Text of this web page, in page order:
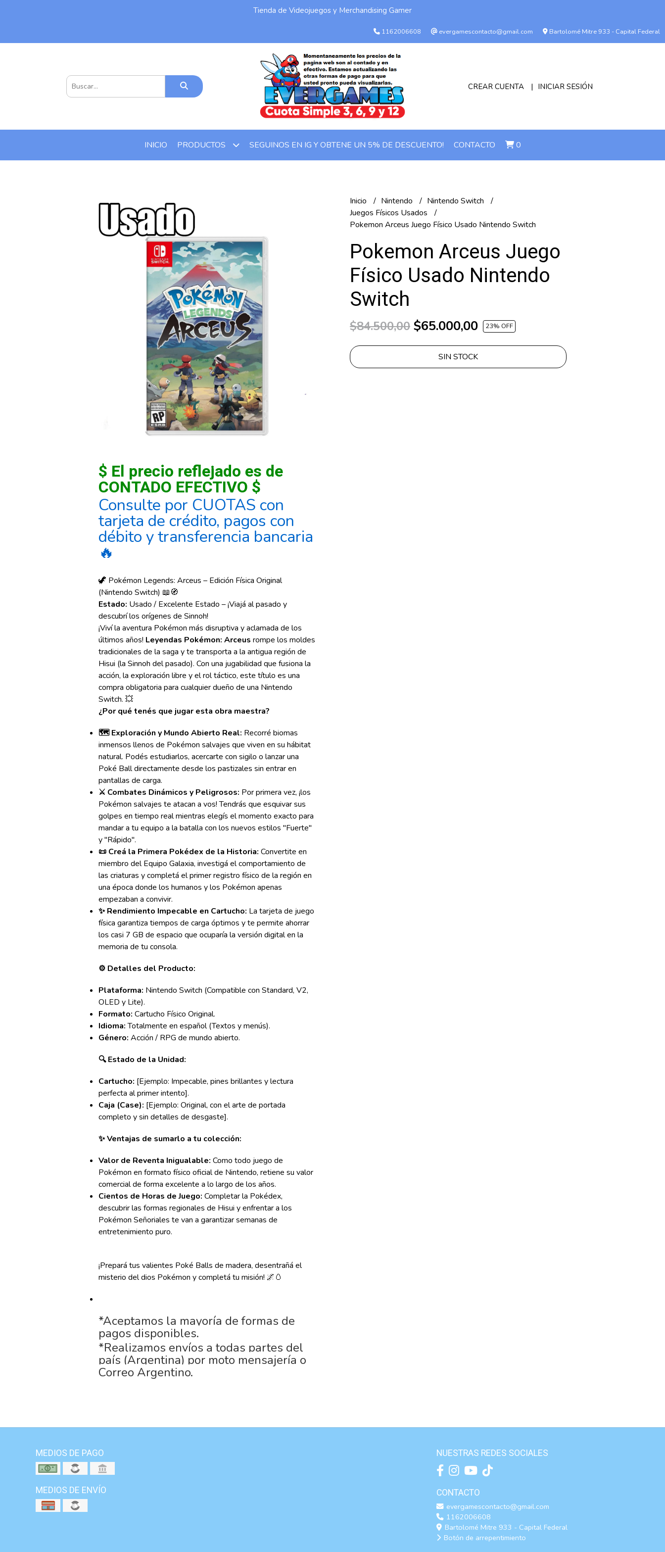
Tienda de Videojuegos y Merchandising Gamer
1162006608 evergamescontacto@gmail.com Bartolomé Mitre 933 - Capital Federal
CREAR CUENTA INICIAR SESIÓN
INICIO PRODUCTOS SEGUINOS EN IG Y OBTENE UN 5% DE DESCUENTO! CONTACTO 0
$ El precio reflejado es de
CONTADO EFECTIVO $
Consulte por CUOTAS con
tarjeta de crédito, pagos con
débito y transferencia bancaria
🔥
🦖 Pokémon Legends: Arceus – Edición Física Original
(Nintendo Switch) 📖🧭
Estado: Usado / Excelente Estado – ¡Viajá al pasado y
descubrí los orígenes de Sinnoh!
¡Viví la aventura Pokémon más disruptiva y aclamada de los
últimos años! Leyendas Pokémon: Arceus rompe los moldes
tradicionales de la saga y te transporta a la antigua región de
Hisui (la Sinnoh del pasado). Con una jugabilidad que fusiona la
acción, la exploración libre y el rol táctico, este título es una
compra obligatoria para cualquier dueño de una Nintendo
Switch. 💥
¿Por qué tenés que jugar esta obra maestra?
🗺️ Exploración y Mundo Abierto Real: Recorré biomas
inmensos llenos de Pokémon salvajes que viven en su hábitat
natural. Podés estudiarlos, acercarte con sigilo o lanzar una
Poké Ball directamente desde los pastizales sin entrar en
pantallas de carga.
⚔️ Combates Dinámicos y Peligrosos: Por primera vez, ¡los
Pokémon salvajes te atacan a vos! Tendrás que esquivar sus
golpes en tiempo real mientras elegís el momento exacto para
mandar a tu equipo a la batalla con los nuevos estilos "Fuerte"
y "Rápido".
📜 Creá la Primera Pokédex de la Historia: Convertite en
miembro del Equipo Galaxia, investigá el comportamiento de
las criaturas y completá el primer registro físico de la región en
una época donde los humanos y los Pokémon apenas
empezaban a convivir.
✨ Rendimiento Impecable en Cartucho: La tarjeta de juego
física garantiza tiempos de carga óptimos y te permite ahorrar
los casi 7 GB de espacio que ocuparía la versión digital en la
memoria de tu consola.
⚙️ Detalles del Producto:
Plataforma: Nintendo Switch (Compatible con Standard, V2,
OLED y Lite).
Formato: Cartucho Físico Original.
Idioma:Totalmente en español (Textos y menús).
Género: Acción / RPG de mundo abierto.
🔍 Estado de la Unidad:
Cartucho: [Ejemplo: Impecable, pines brillantes y lectura
perfecta al primer intento].
Caja (Case): [Ejemplo: Original, con el arte de portada
completo y sin detalles de desgaste].
✨ Ventajas de sumarlo a tu colección:
Valor de Reventa Inigualable: Como todo juego de
Pokémon en formato físico oficial de Nintendo, retiene su valor
comercial de forma excelente a lo largo de los años.
Cientos de Horas de Juego: Completar la Pokédex,
descubrir las formas regionales de Hisui y enfrentar a los
Pokémon Señoriales te van a garantizar semanas de
entretenimiento puro.
¡Prepará tus valientes Poké Balls de madera, desentrañá el
misterio del dios Pokémon y completá tu misión! 🌌🥚
*Aceptamos la mayoría de formas de
pagos disponibles.
*Realizamos envíos a todas partes del
país (Argentina) por moto mensajería o
Correo Argentino.
Inicio Nintendo
Nintendo Switch
Juegos Físicos Usados
Pokemon Arceus Juego Físico Usado Nintendo Switch
Pokemon Arceus Juego
Físico Usado Nintendo
Switch
$84.500,00 $65.000,00 23% OFF
SIN STOCK
MEDIOS DE PAGO
MEDIOS DE ENVÍO
NUESTRAS REDES SOCIALES
CONTACTO
evergamescontacto@gmail.com
1162006608
Bartolomé Mitre 933 - Capital Federal
Botón de arrepentimiento